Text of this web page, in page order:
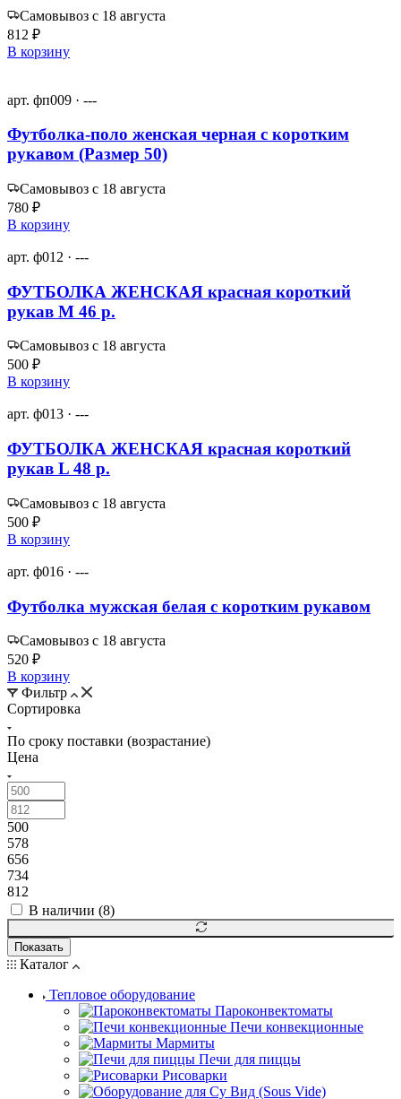
Самовывоз с 18 августа
812 ₽
В корзину
арт. фп009 · ---
Футболка-поло женская черная с коротким
рукавом (Размер 50)
Самовывоз с 18 августа
780 ₽
В корзину
арт. ф012 · ---
ФУТБОЛКА ЖЕНСКАЯ красная короткий
рукав M 46 р.
Самовывоз с 18 августа
500 ₽
В корзину
арт. ф013 · ---
ФУТБОЛКА ЖЕНСКАЯ красная короткий
рукав L 48 р.
Самовывоз с 18 августа
500 ₽
В корзину
арт. ф016 · ---
Футболка мужская белая с коротким рукавом
Самовывоз с 18 августа
520 ₽
В корзину
Фильтр
Сортировка
По сроку поставки (возрастание)
Цена
500
578
656
734
812
В наличии (8)
Показать
Каталог
Тепловое оборудование
Пароконвектоматы
Печи конвекционные
Мармиты
Печи для пиццы
Рисоварки